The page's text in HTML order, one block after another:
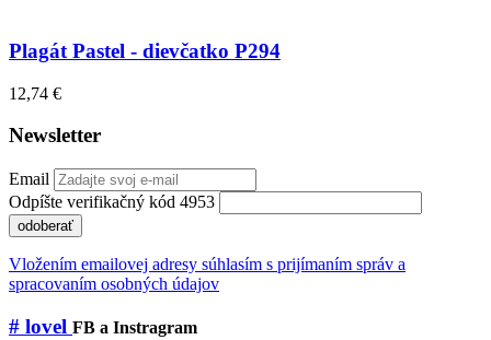
Plagát Pastel - dievčatko P294
12,74 €
Newsletter
Email
Odpíšte verifikačný kód 4953
odoberať
Vložením emailovej adresy súhlasím s prijímaním správ a
spracovaním osobných údajov
# lovel FB a Instragram